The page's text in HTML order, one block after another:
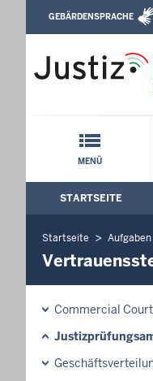
Direkt zum Inhalt
Leichte
GEBÄRDENSPRACHE
MENÜ
Hauptmenü:
STARTSEITE
Startseite Aufgaben
Commercial Court